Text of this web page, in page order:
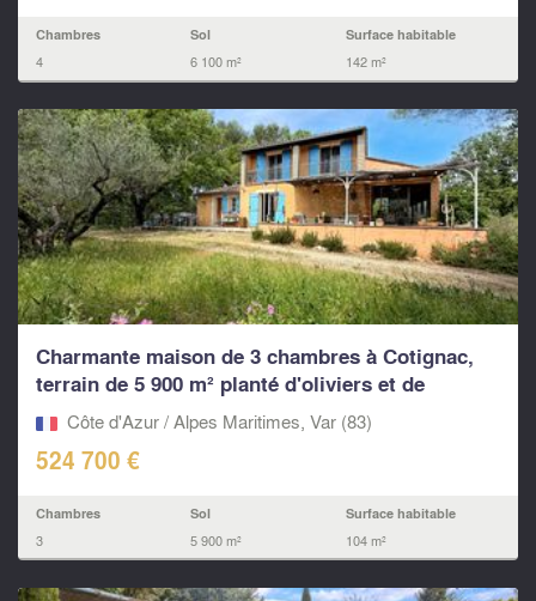
Chambres
4
Sol
6 100 m²
Surface habitable
142 m²
Charmante maison de 3 chambres à Cotignac,
terrain de 5 900 m² planté d'oliviers et de
vignes...
Côte d'Azur / Alpes Maritimes, Var (83)
524 700 €
Chambres
3
Sol
5 900 m²
Surface habitable
104 m²